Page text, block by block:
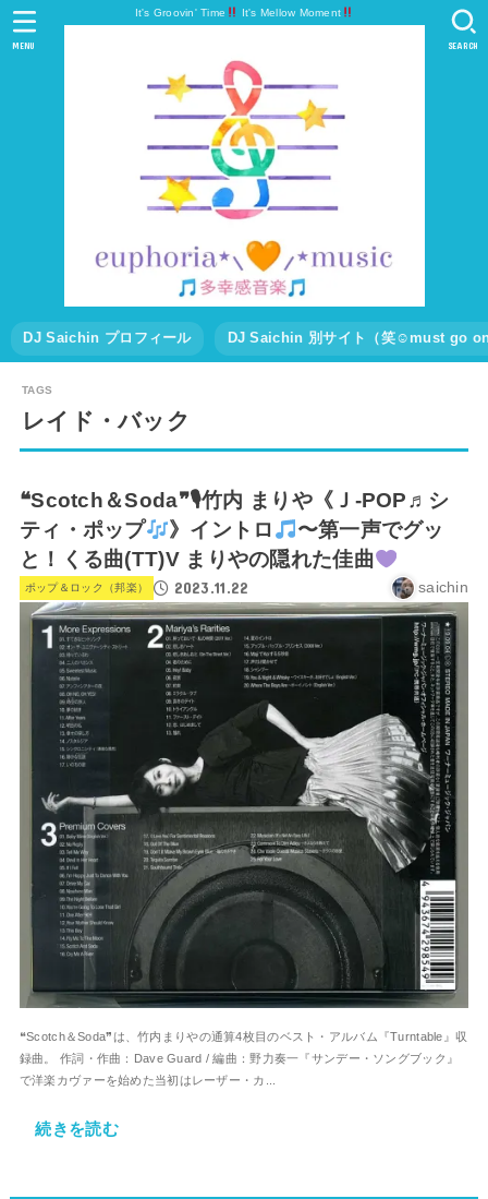
It's Groovin' Time It's Mellow Moment
DJ Saichin プロフィール DJ Saichin 別サイト（笑☺must go
SEARCH
MENU
レイド・バック
❝Scotch＆Soda❞🎙竹内 まりや《Ｊ-POP♬シ
ティ・ポップ
》イントロ
〜第一声でグッ
と！くる曲(TT)V まりやの隠れた佳曲
ポップ＆ロック（邦楽） 2023.11.22 saichin
❝Scotch＆Soda❞は、竹内まりやの通算4枚目のベスト・アルバム『Turntable』収
録曲。 作詞・作曲：Dave Guard / 編曲：野力奏一『サンデー・ソングブック』
で洋楽カヴァーを始めた当初はレーザー・カ...
続きを読む